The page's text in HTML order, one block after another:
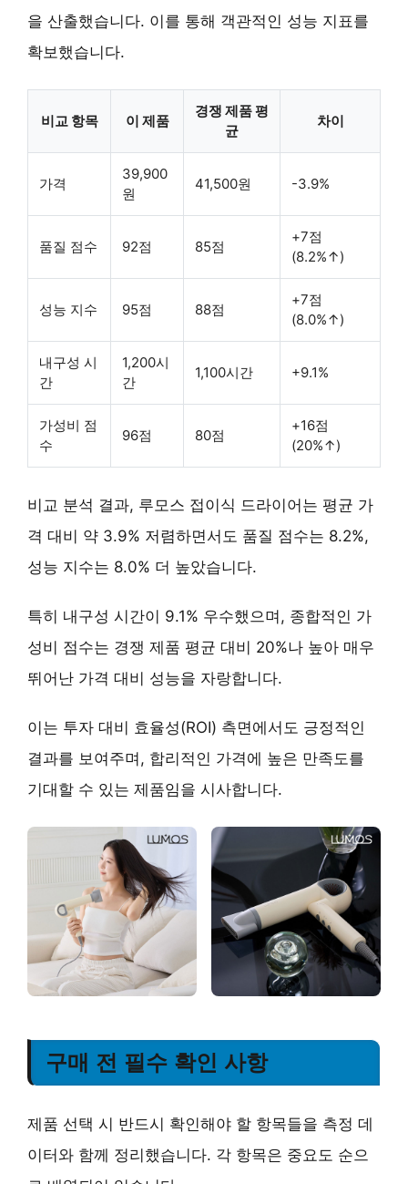
을 산출했습니다. 이를 통해 객관적인 성능 지표를
확보했습니다.
비교 항목 이 제품
경쟁 제품 평
균
차이
가격
39,900
원
41,500원 -3.9%
품질 점수 92점 85점
+7점
(8.2%↑)
성능 지수 95점 88점
+7점
(8.0%↑)
내구성 시
간
1,200시
간
1,100시간 +9.1%
가성비 점
수
96점 80점
+16점
(20%↑)
비교 분석 결과, 루모스 접이식 드라이어는 평균 가
격 대비 약 3.9% 저렴하면서도 품질 점수는 8.2%,
성능 지수는 8.0% 더 높았습니다.
특히 내구성 시간이 9.1% 우수했으며, 종합적인 가
성비 점수는 경쟁 제품 평균 대비 20%나 높아 매우
뛰어난 가격 대비 성능을 자랑합니다.
이는 투자 대비 효율성(ROI) 측면에서도 긍정적인
결과를 보여주며, 합리적인 가격에 높은 만족도를
기대할 수 있는 제품임을 시사합니다.
구매 전 필수 확인 사항
제품 선택 시 반드시 확인해야 할 항목들을 측정 데
이터와 함께 정리했습니다. 각 항목은 중요도 순으